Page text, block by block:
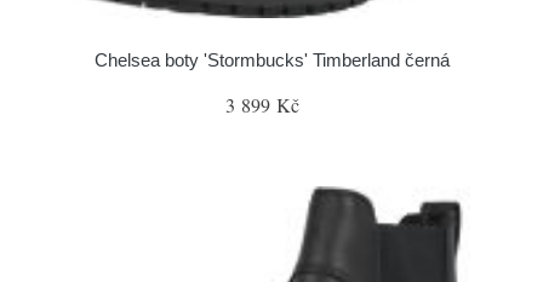
Chelsea boty 'Stormbucks' Timberland černá
3 899 Kč